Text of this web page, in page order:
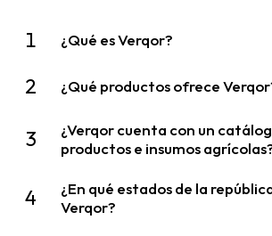
1 ¿Qué es Verqor?
2 ¿Qué productos ofrece
3
¿Verqor cuenta con un
productos e insumos
4
¿En qué estados de la
Verqor?